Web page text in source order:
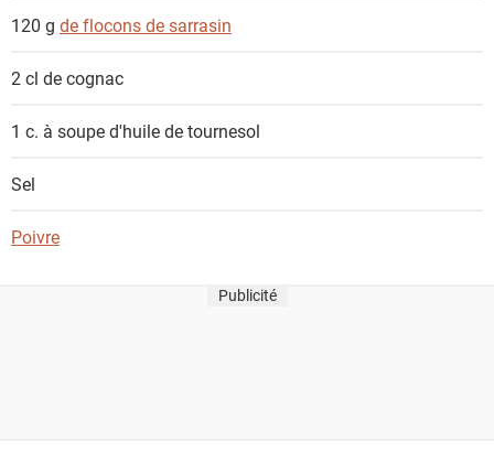
120 g de flocons de sarrasin
2 cl de cognac
1 c. à souped'huile de tournesol
Sel
Poivre
Publicité